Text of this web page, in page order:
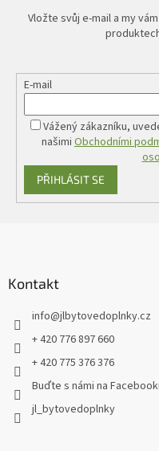
Vložte svůj e-mail a my
E-mail
Vážený zákazníku,
našimi Obchodními
PŘIHLÁSIT SE
Kontakt
info@jlbytovedoplnky.cz
+ 420 776 897 660
+ 420 775 376 376
Buďte s námi na
jl_bytovedoplnky